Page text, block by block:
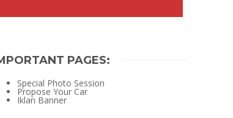
PAGES:
Special Photo Session
Propose Your Car
Iklan Banner